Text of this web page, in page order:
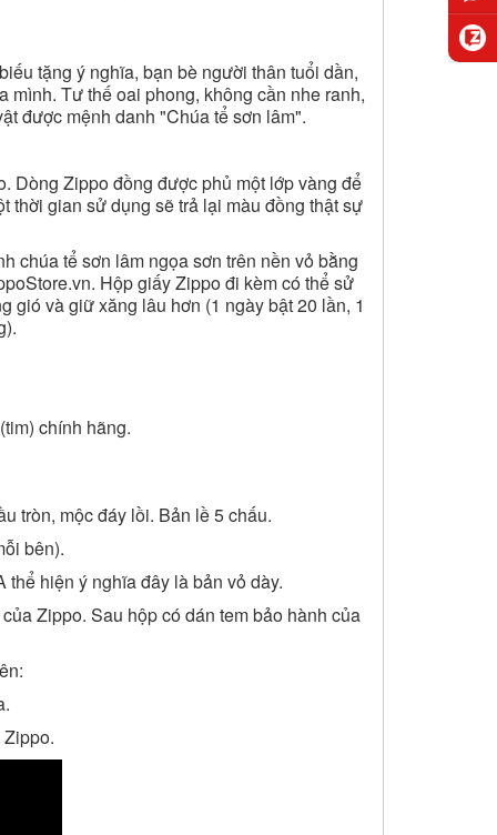
tặng ý nghĩa, bạn bè người thân tuổi dần,
Tư thế oai phong, không cần nhe ranh,
được mệnh danh "Chúa tể sơn lâm".
Dòng Zippo đồng được phủ một lớp vàng để
thời gian sử dụng sẽ trả lại màu đồng thật sự
chúa tể sơn lâm ngọa sơn trên nền vỏ bằng
Hộp giấy Zippo đi kèm có thể sử
gió và giữ xăng lâu hơn (1 ngày bật 20 lần, 1
chính hãng.
tròn, mộc đáy lồi. Bản lề 5 chấu.
bên).
hiện ý nghĩa đây là bản vỏ dày.
Zippo. Sau hộp có dán tem bảo hành của